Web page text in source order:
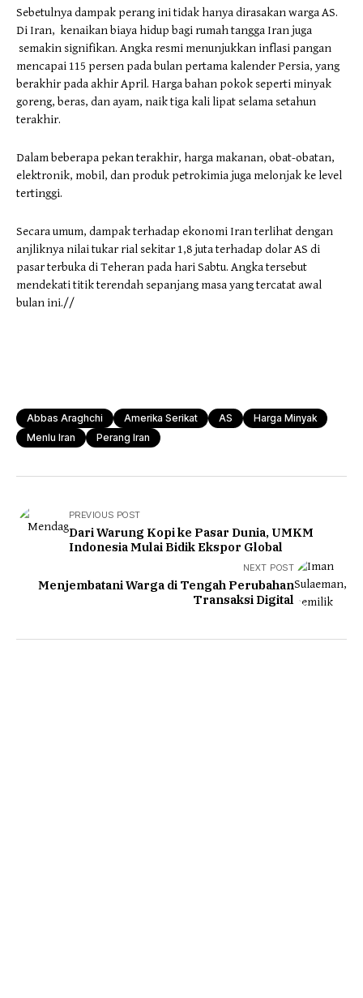
Sebetulnya dampak perang ini tidak hanya dirasakan warga AS.
Di Iran, kenaikan biaya hidup bagi rumah tangga Iran juga
semakin signifikan. Angka resmi menunjukkan inflasi pangan
mencapai 115 persen pada bulan pertama kalender Persia, yang
berakhir pada akhir April. Harga bahan pokok seperti minyak
goreng, beras, dan ayam, naik tiga kali lipat selama setahun
terakhir.
Dalam beberapa pekan terakhir, harga makanan, obat-obatan,
elektronik, mobil, dan produk petrokimia juga melonjak ke level
tertinggi.
Secara umum, dampak terhadap ekonomi Iran terlihat dengan
anjliknya nilai tukar rial sekitar 1,8 juta terhadap dolar AS di
pasar terbuka di Teheran pada hari Sabtu. Angka tersebut
mendekati titik terendah sepanjang masa yang tercatat awal
bulan ini.//
Abbas Araghchi Amerika Serikat AS
Harga Minyak
Menlu Iran
Perang Iran
PREVIOUS POST
Dari Warung Kopi ke Pasar Dunia, UMKM
Indonesia Mulai Bidik Ekspor Global
NEXT POST
Menjembatani Warga di Tengah Perubahan
Transaksi Digital